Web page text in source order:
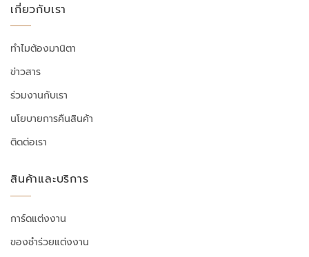
เกี่ยวกับเรา
ทำไมต้องมานิตา
ข่าวสาร
ร่วมงานกับเรา
นโยบายการคืนสินค้า
ติดต่อเรา
สินค้าและบริการ
การ์ดแต่งงาน
ของชำร่วยแต่งงาน